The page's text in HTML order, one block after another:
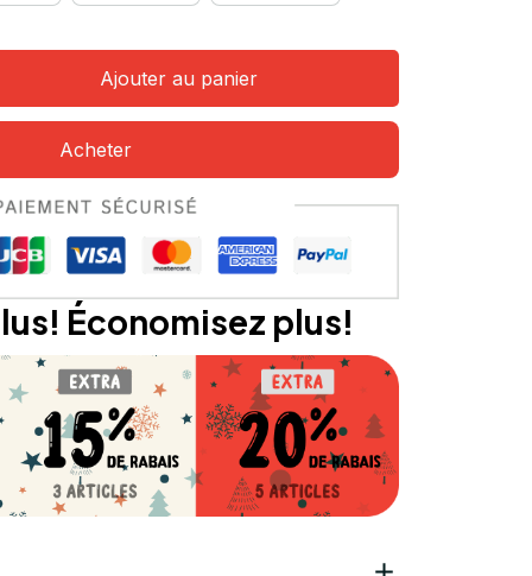
Ajouter au panier
Acheter
Économisez plus!